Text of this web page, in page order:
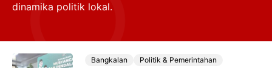
dinamika politik lokal.
Bangkalan Politik & Pemerintahan